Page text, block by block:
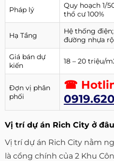
Pháp lý
Quy hoạch 1/
thổ cư 100%
Hạ Tầng
Hệ thống
đường nhựa
Giá bán dự
kiến
18 – 20 triệu/
Đợn vị phân
phối
☎
Vị trí dự án Rich City ở
Vị trí dự án Rich City nằm
là cổng chính của 2 Khu